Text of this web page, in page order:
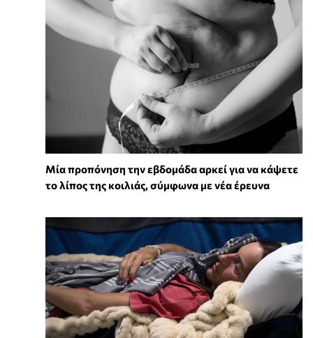
Μία προπόνηση την εβδομάδα αρκεί για να κάψετε
το λίπος της κοιλιάς, σύμφωνα με νέα έρευνα